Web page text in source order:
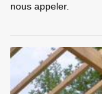
nous appeler.